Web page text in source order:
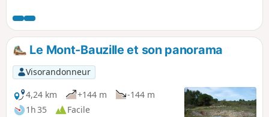
Le Mont-Bauzille et son panorama
Visorandonneur
4,24 km
+144 m
-144 m
1h 35
Facile